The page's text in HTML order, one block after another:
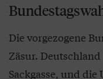
Die vorgezogene
Zäsur.
Sackgasse, und